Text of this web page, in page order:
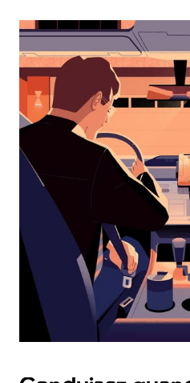
bas
interagir
avec
calendrier
et
sélectionner
une
date.
Appuyez
d'échappement
pour
fermer
calendrier.